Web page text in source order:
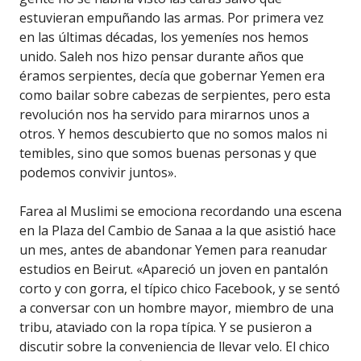
estuvieran empuñando las armas. Por primera vez
en las últimas décadas, los yemeníes nos hemos
unido. Saleh nos hizo pensar durante años que
éramos serpientes, decía que gobernar Yemen era
como bailar sobre cabezas de serpientes, pero esta
revolución nos ha servido para mirarnos unos a
otros. Y hemos descubierto que no somos malos ni
temibles, sino que somos buenas personas y que
podemos convivir juntos».
Farea al Muslimi se emociona recordando una escena
en la Plaza del Cambio de Sanaa a la que asistió hace
un mes, antes de abandonar Yemen para reanudar
estudios en Beirut. «Apareció un joven en pantalón
corto y con gorra, el típico chico Facebook, y se sentó
a conversar con un hombre mayor, miembro de una
tribu, ataviado con la ropa típica. Y se pusieron a
discutir sobre la conveniencia de llevar velo. El chico